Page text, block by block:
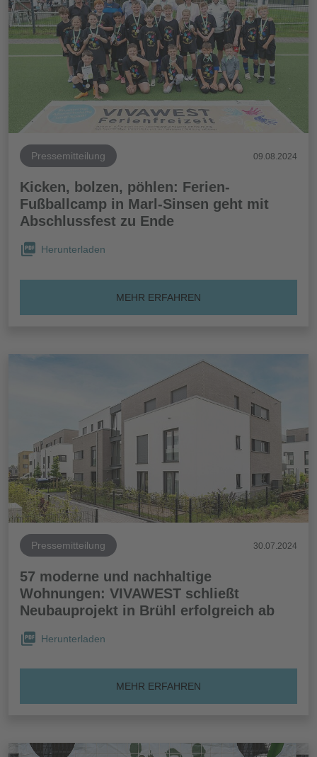
Pressemitteilung 09.08.2024
Kicken, bolzen, pöhlen: Ferien-
Fußballcamp in Marl-Sinsen geht mit
Abschlussfest zu Ende
Herunterladen
MEHR ERFAHREN
Pressemitteilung 30.07.2024
57 moderne und nachhaltige
Wohnungen: VIVAWEST schließt
Neubauprojekt in Brühl erfolgreich ab
Herunterladen
MEHR ERFAHREN